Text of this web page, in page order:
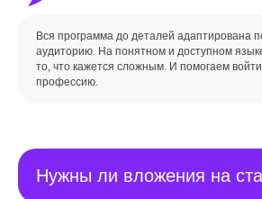
Вся программа до деталей адаптирована
аудиторию. На понятном и доступном
то, что кажется сложным. И помогаем
профессию.
Нужны ли вложения на